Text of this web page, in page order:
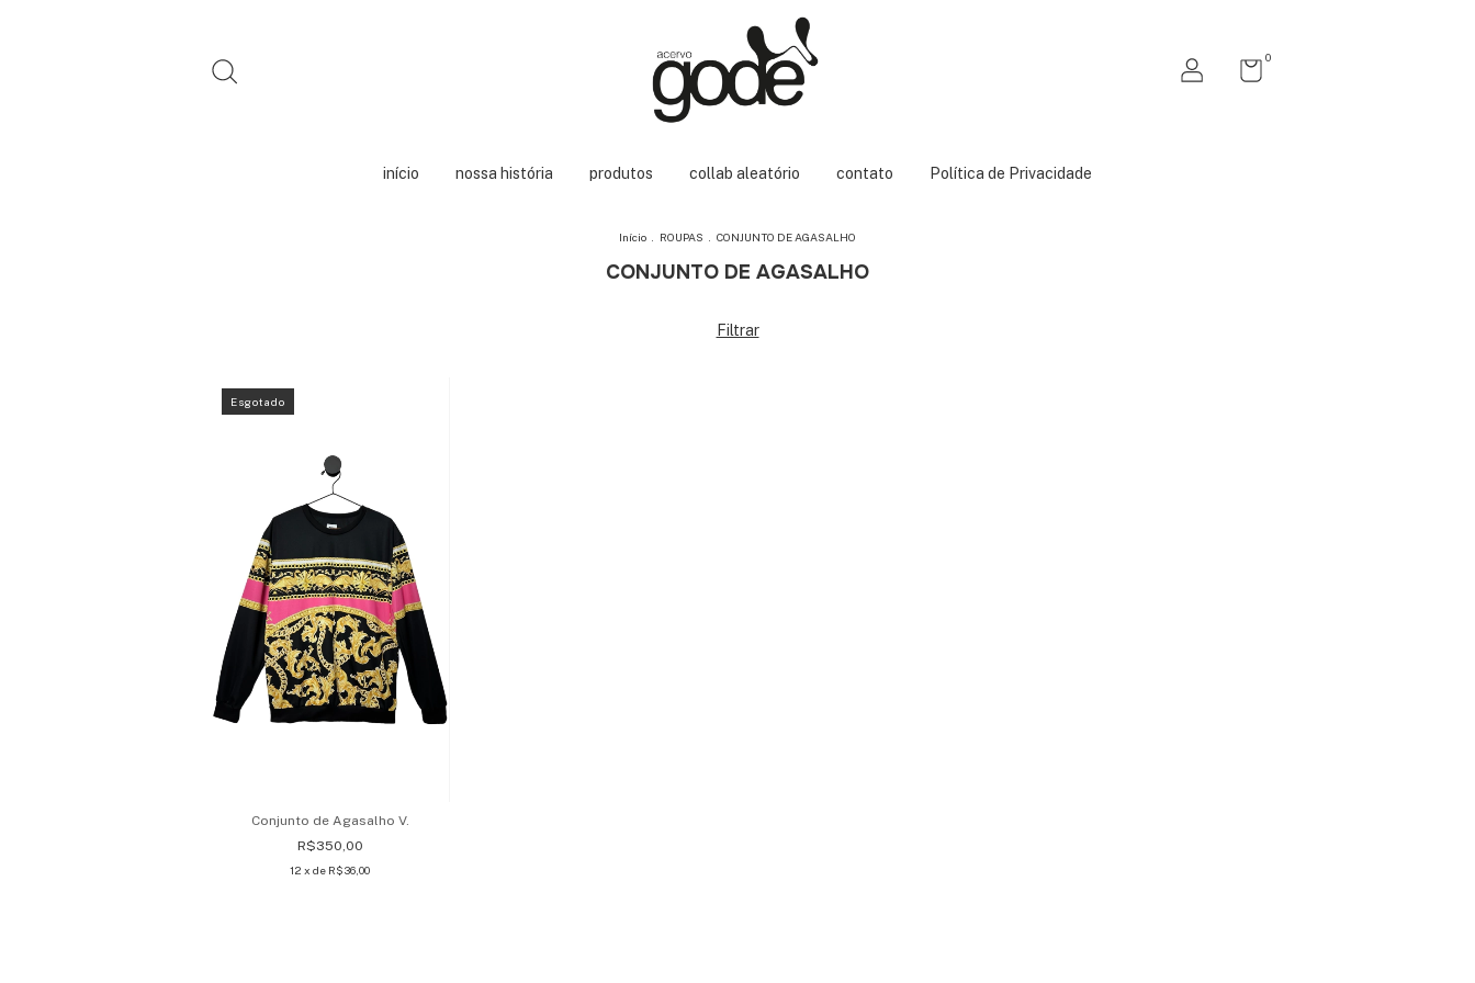
0
início nossa história produtos collab aleatório contato Política de Privacidade
Início ROUPAS CONJUNTO DE AGASALHO
CONJUNTO DE AGASALHO
Filtrar
Esgotado
Conjunto de Agasalho V.
R$350,00
12 x de R$36,00